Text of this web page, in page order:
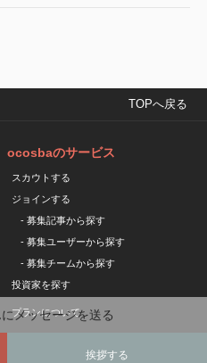
メッセージを送る
挨拶する
TOPへ戻る
ocosbaのサービス
スカウトする
ジョインする
- 募集記事から探す
- 募集ユーザーから探す
- 募集チームから探す
投資家を探す
プランについて
All Rights Reserved.